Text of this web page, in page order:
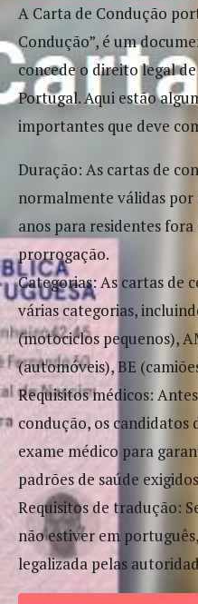
A Carta de Condução
Condução”, é um
concede o direito legal
Portugal. Aqui estão
importantes que deve
Duração: As cartas de
normalmente válidas por
anos para residentes fora
prorrogação.
Categorias: As cartas de
várias categorias,
(motociclos pequenos),
(automóveis), BE
Requisitos médicos:
condução, os candidatos
exame médico para
padrões de saúde
Requisitos de tradução:
não estiver em
legalizada pelas